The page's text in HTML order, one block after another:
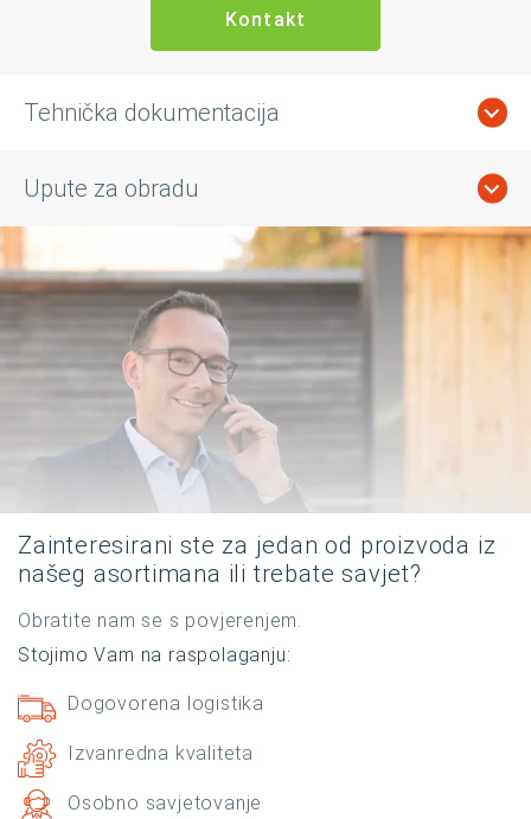
Kontakt
Tehnička dokumentacija
Upute za obradu
Zainteresirani ste za jedan od proizvoda iz
našeg asortimana ili trebate savjet?
Obratite nam se s povjerenjem.
Stojimo Vam na raspolaganju:
Dogovorena logistika
Izvanredna kvaliteta
Osobno savjetovanje